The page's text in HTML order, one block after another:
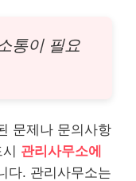
통이 필요
문제나 문의사항
관리사무소에
다. 관리사무소는